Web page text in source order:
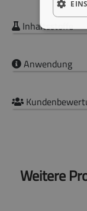
Inhaltsstoffe
Anwendung
Weitere